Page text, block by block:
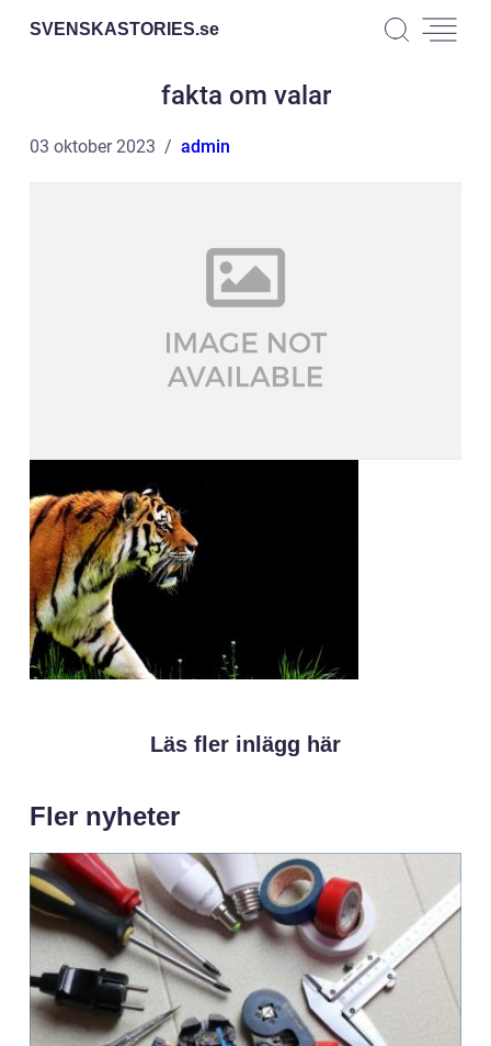
SVENSKASTORIES.se
fakta om valar
03 oktober 2023 admin
Läs fler inlägg här
Fler nyheter